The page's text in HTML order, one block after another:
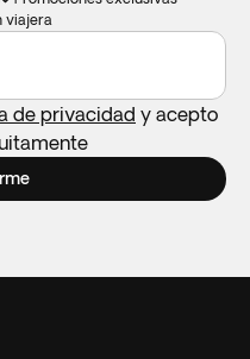
viajera
de privacidad y acepto